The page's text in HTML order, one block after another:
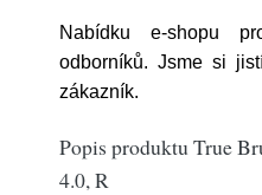
Nabídku e-shopu
odborníků. Jsme si
zákazník.
Popis produktu True
4.0, R